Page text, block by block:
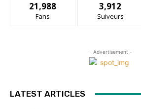
21,988
Fans
3,912
Suiveurs
- Advertisement -
LATEST ARTICLES